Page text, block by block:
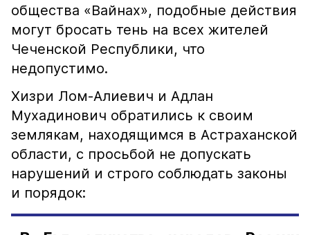
общества «Вайнах», подобные действия
могут бросать тень на всех жителей
Чеченской Республики, что
недопустимо.
Хизри Лом-Алиевич и Адлан
Мухадинович обратились к своим
землякам, находящимся в Астраханской
области, с просьбой не допускать
нарушений и строго соблюдать законы
и порядок: